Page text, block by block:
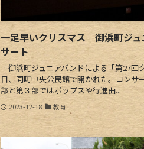
一足早いクリスマス 御浜町ジュ
サート
御浜町ジュニアバンドによる「第27回
日、同町中央公民館で開かれた。コンサ
部と第３部ではポップスや行進曲...
2023-12-18 教育